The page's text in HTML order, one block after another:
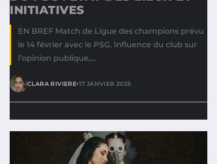
INITIATIVES
EN BREF Match de Ligue des champions prévu
le 14 février avec le PSG. Influence du club sur
l’opinion publique,…
CLARA RIVIERE•17 JANVIER 2025